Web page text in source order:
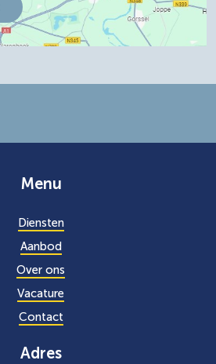
Menu
Diensten
Aanbod
Over ons
Vacature
Contact
Adres